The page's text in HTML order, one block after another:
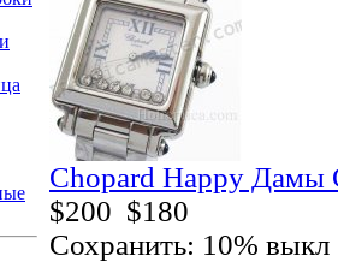
Chopard Happy Дамы
$200 $180
Сохранить: 10% выкл